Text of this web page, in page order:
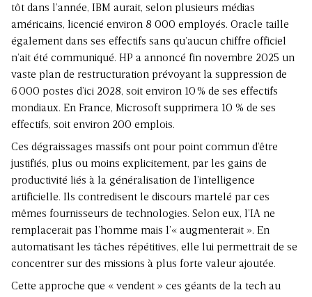
tôt dans l’année, IBM aurait, selon plusieurs médias
américains, licencié environ 8 000 employés. Oracle taille
également dans ses effectifs sans qu’aucun chiffre officiel
n’ait été communiqué. HP a annoncé fin novembre 2025 un
vaste plan de restructuration prévoyant la suppression de
6 000 postes d’ici 2028, soit environ 10 % de ses effectifs
mondiaux. En France, Microsoft supprimera 10 % de ses
effectifs, soit environ 200 emplois.
Ces dégraissages massifs ont pour point commun d’être
justifiés, plus ou moins explicitement, par les gains de
productivité liés à la généralisation de l’intelligence
artificielle. Ils contredisent le discours martelé par ces
mêmes fournisseurs de technologies. Selon eux, l’IA ne
remplacerait pas l’homme mais l’« augmenterait ». En
automatisant les tâches répétitives, elle lui permettrait de se
concentrer sur des missions à plus forte valeur ajoutée.
Cette approche que « vendent » ces géants de la tech au